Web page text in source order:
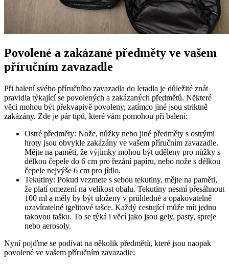
Povolené a zakázané předměty ve vašem
příručním zavazadle
Při balení svého příručního zavazadla do letadla je důležité znát
pravidla týkající se povolených a zakázaných předmětů. Některé
věci mohou být překvapivě povoleny, zatímco jiné jsou striktně
zakázány. Zde je pár tipů, které vám pomohou při balení:
Ostré předměty: Nože, nůžky nebo jiné předměty s ostrými
hroty jsou obvykle zakázány ve vašem příručním zavazadle.
Mějte na paměti, že výjimky mohou být uděleny pro nůžky s
délkou čepele do 6 cm pro řezání papíru, nebo nože s délkou
čepele nejvýše 6 cm pro jídlo.
Tekutiny: Pokud vezmete s sebou tekutiny, mějte na paměti,
že platí omezení na velikost obalu. Tekutiny nesmí přesáhnout
100 ml a měly by být uloženy v průhledné a opakovatelně
uzavíratelné igelitové tašce. Každý cestující může mít jednu
takovou tašku. To se týká i věcí jako jsou gely, pasty, spreje
nebo aerosoly.
Nyní pojďme se podívat na několik předmětů, které jsou naopak
povolené ve vašem příručním zavazadle: